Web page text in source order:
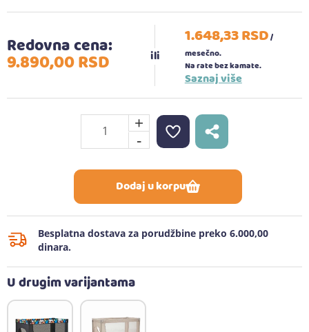
Redovna cena:
9.890,00RSD
1.648,33RSD/
mesečno.
Na rate bez kamate.
Saznaj više
+
-
Dodaj u korpu
Besplatna dostava za porudžbine preko 6.000,00
dinara.
U drugim varijantama